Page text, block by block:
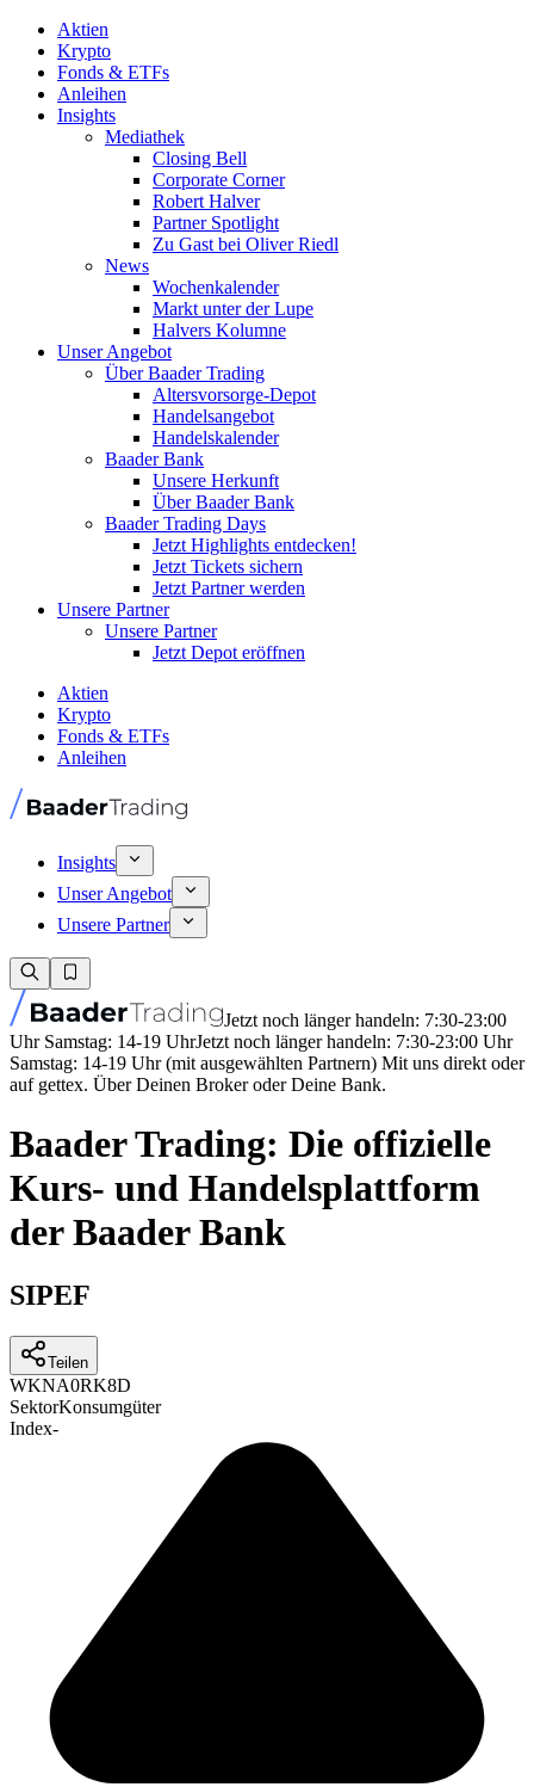
Aktien
Krypto
Fonds & ETFs
Anleihen
Insights
Mediathek
Closing Bell
Corporate Corner
Robert Halver
Partner Spotlight
Zu Gast bei Oliver Riedl
News
Wochenkalender
Markt unter der Lupe
Halvers Kolumne
Unser Angebot
Über Baader Trading
Altersvorsorge-Depot
Handelsangebot
Handelskalender
Baader Bank
Unsere Herkunft
Über Baader Bank
Baader Trading Days
Jetzt Highlights entdecken!
Jetzt Tickets sichern
Jetzt Partner werden
Unsere Partner
Unsere Partner
Jetzt Depot eröffnen
Aktien
Krypto
Fonds & ETFs
Anleihen
Insights
Unser Angebot
Unsere Partner
Jetzt noch länger handeln: 7:30-23:00
Uhr Samstag: 14-19 UhrJetzt noch länger handeln: 7:30-23:00 Uhr
Samstag: 14-19 Uhr (mit ausgewählten Partnern) Mit uns direkt oder
auf gettex. Über Deinen Broker oder Deine Bank.
Baader Trading: Die offizielle
Kurs- und Handelsplattform
der Baader Bank
SIPEF
Teilen
WKNA0RK8D
SektorKonsumgüter
Index-